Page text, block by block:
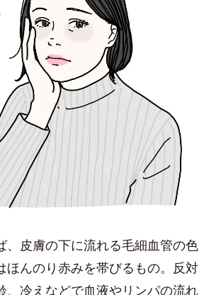
、皮膚の下に流れる毛細血管の色
ほんのり赤みを帯びるもの。反対
、冷えなどで血液やリンパの流れ